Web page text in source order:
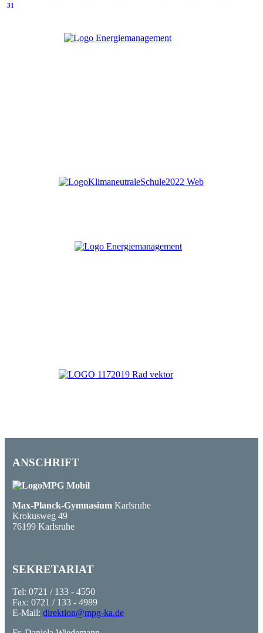
31
ANSCHRIFT
Max-Planck-GymnasiumKarlsruhe
Krokusweg 49
76199 Karlsruhe
SEKRETARIAT
Tel: 0721 / 133 - 4550
Fax: 0721 / 133 - 4989
E-Mail: direktion@mpg-ka.de